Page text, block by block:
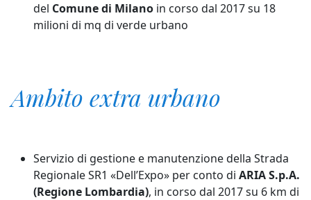
del Comune di Milano in corso dal 2017 su 18
milioni di mq di verde urbano
Ambito extra urbano
Servizio di gestione e manutenzione della Strada
Regionale SR1 «Dell’Expo» per conto di ARIA S.p.A.
(Regione Lombardia), in corso dal 2017 su 6 km di